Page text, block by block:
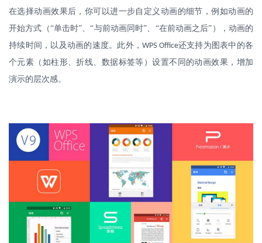
在选择动画效果后，你可以进一步自定义动画的细节，例如动画的
开始方式（“单击时”、“与前动画同时”、“在前动画之后”），动画的
持续时间，以及动画的速度。此外，WPS Office还支持为图表中的各
个元素（如柱形、折线、数据标签等）设置不同的动画效果，增加
演示的层次感。